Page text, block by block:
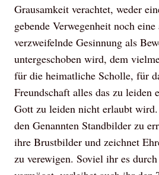
Grausamkeit verachtet, weder
gebende Verwegenheit noch
verzweifelnde Gesinnung als
untergeschoben wird, dem
für die heimatliche Scholle, für
Freundschaft alles das zu leiden
Gott zu leiden nicht erlaubt
den Genannten Standbilder zu
ihre Brustbilder und zeichnet
zu verewigen. Soviel ihr es